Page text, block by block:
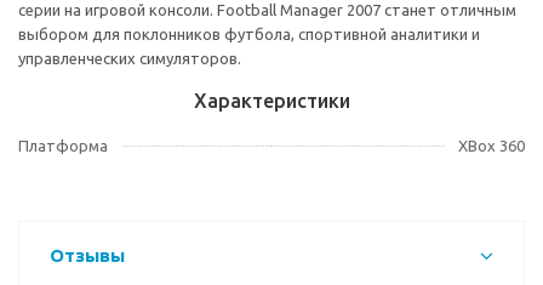
серии на игровой консоли. Football Manager 2007 станет отличным
выбором для поклонников футбола, спортивной аналитики и
управленческих симуляторов.
Характеристики
Платформа XBox 360
Отзывы